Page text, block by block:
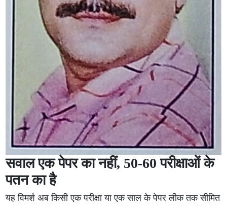
सवाल एक पेपर का नहीं, 50-60 परीक्षाओं के
पतन का है
यह विमर्श अब किसी एक परीक्षा या एक साल के पेपर लीक तक सीमित